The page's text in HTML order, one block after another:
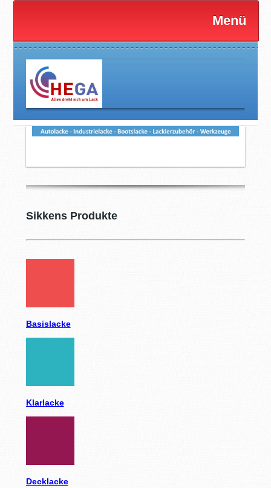
Menü
Sikkens Produkte
Basislacke
Klarlacke
Decklacke